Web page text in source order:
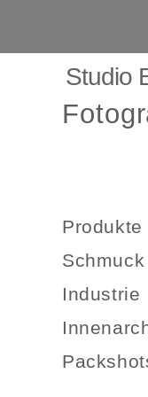
Studio
Produkte
Schmuck
Industrie